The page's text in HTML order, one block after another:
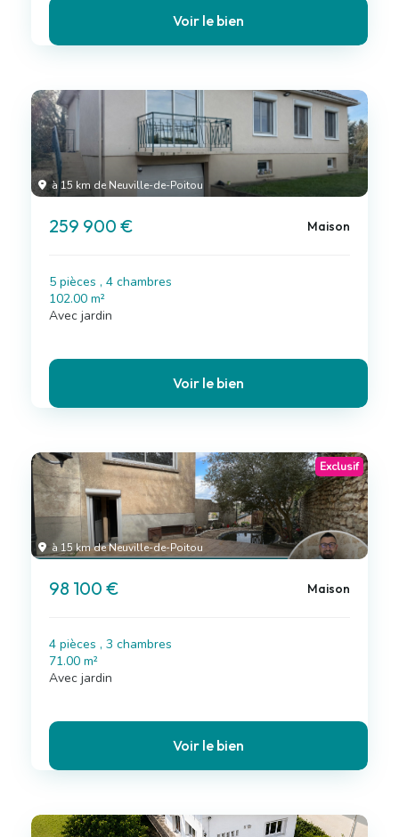
Voir le bien
à 15 km de Neuville-de-Poitou
259 900 € Maison
5 pièces , 4 chambres
102.00 m²
Avec jardin
Voir le bien
à 15 km de Neuville-de-Poitou
Exclusif
98 100 € Maison
4 pièces , 3 chambres
71.00 m²
Avec jardin
Voir le bien